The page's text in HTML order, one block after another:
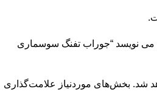
می نویسد “جوراب تفنگ سوسماری
شد. بخش‌های موردنیاز علامت‌گذاری